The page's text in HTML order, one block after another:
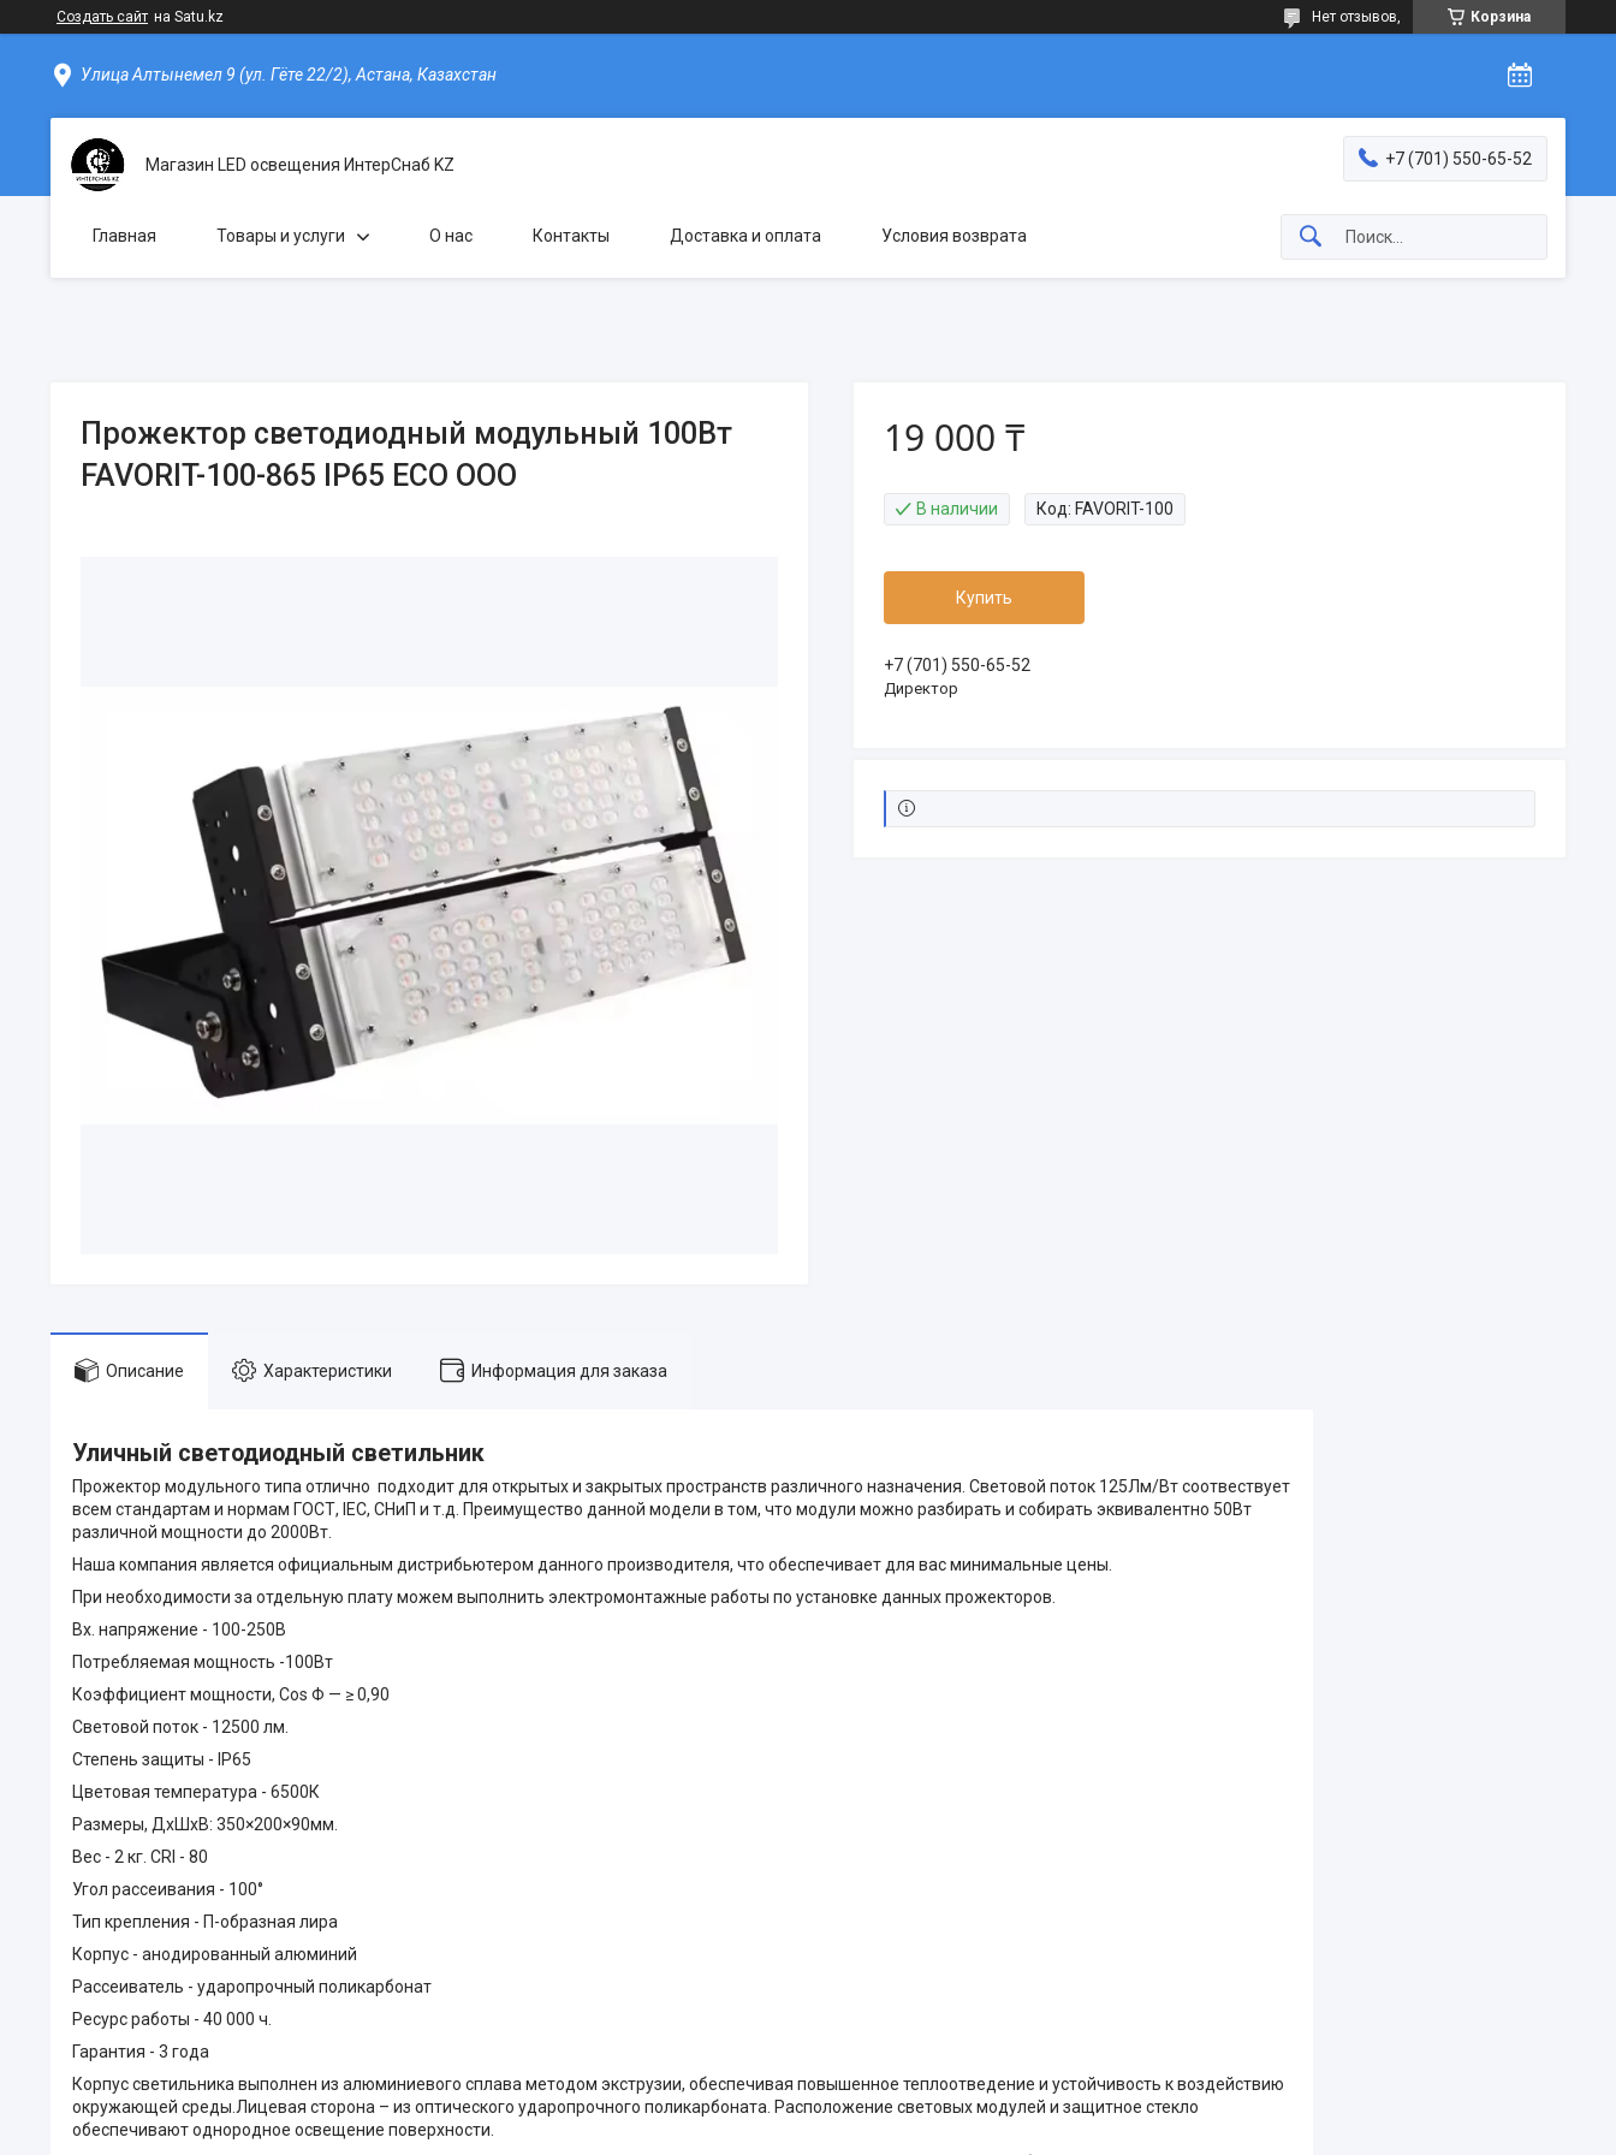
Создать сайт на Satu.kz Корзина
Нет отзывов,
Улица Алтынемел 9 (ул. Гёте 22/2), Астана, Казахстан
Магазин LED освещения ИнтерСнаб KZ +7 (701) 550-65-52
Главная Товары и услуги О нас Контакты Доставка и оплата Условия возврата
Прожектор светодиодный модульный 100Вт
FAVORIT-100-865 IP65 ECO ООО
19 000 ₸
В наличии Код: FAVORIT-100
Купить
+7 (701) 550-65-52
Директор
Описание Характеристики Информация для заказа
Уличный светодиодный светильник
Прожектор модульного типа отлично подходит для открытых и закрытых пространств различного назначения. Световой поток 125Лм/Вт соотвествует
всем стандартам и нормам ГОСТ, IEC, СНиП и т.д. Преимущество данной модели в том, что модули можно разбирать и собирать эквивалентно 50Вт
различной мощности до 2000Вт.
Наша компания является официальным дистрибьютером данного производителя, что обеспечивает для вас минимальные цены.
При необходимости за отдельную плату можем выполнить электромонтажные работы по установке данных прожекторов.
Вх. напряжение - 100-250В
Потребляемая мощность -100Вт
Коэффициент мощности, Cos Φ — ≥ 0,90
Световой поток - 12500 лм.
Степень защиты - IP65
Цветовая температура - 6500К
Размеры, ДхШхВ: 350×200×90мм.
Вес - 2 кг. CRI - 80
Угол рассеивания - 100°
Тип крепления - П-образная лира
Корпус - анодированный алюминий
Рассеиватель - ударопрочный поликарбонат
Ресурс работы - 40 000 ч.
Гарантия - 3 года
Корпус светильника выполнен из алюминиевого сплава методом экструзии, обеспечивая повышенное теплоотведение и устойчивость к воздействию
окружающей среды.Лицевая сторона – из оптического ударопрочного поликарбоната. Расположение световых модулей и защитное стекло
обеспечивают однородное освещение поверхности.